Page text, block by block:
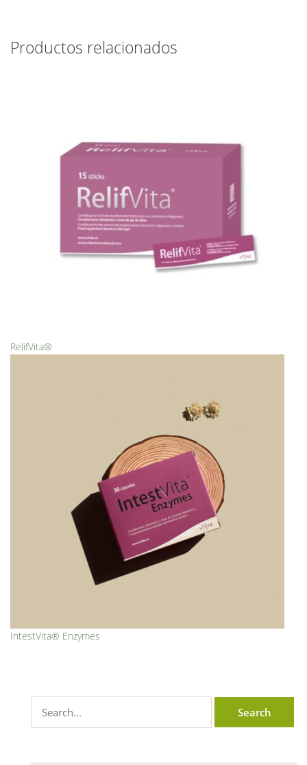
Productos relacionados
RelifVita®
IntestVita® Enzymes